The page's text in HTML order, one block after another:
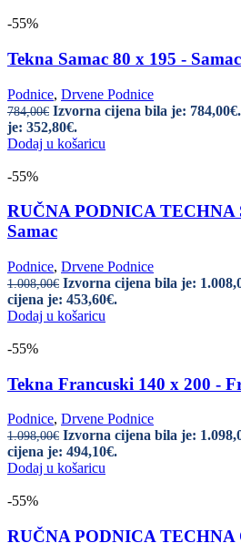
-55%
Tekna Samac 80 x 195 - Samac
Podnice, Drvene Podnice
784,00€ Izvorna cijena bila je: 784,00€.
je: 352,80€.
Dodaj u košaricu
-55%
RUČNA PODNICA TECHNA
Samac
Podnice, Drvene Podnice
1.008,00€ Izvorna cijena bila je:
cijena je: 453,60€.
Dodaj u košaricu
-55%
Tekna Francuski 140 x 200 -
Podnice, Drvene Podnice
1.098,00€ Izvorna cijena bila je:
cijena je: 494,10€.
Dodaj u košaricu
-55%
RUČNA PODNICA TECHNA